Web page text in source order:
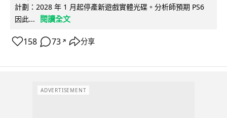
計劃：2028 年 1 月起停產新遊戲實體光碟。分析師預期 PS6
因此...
閱讀全文
158 73 ↗ 分享
ADVERTISEMENT